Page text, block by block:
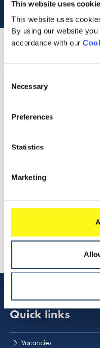
This website uses
This website uses
By using our website
accordance with our
Selection
Necessary
Preferences
Statistics
Marketing
Lees meer
Deel dit
Quick links
Vacancies